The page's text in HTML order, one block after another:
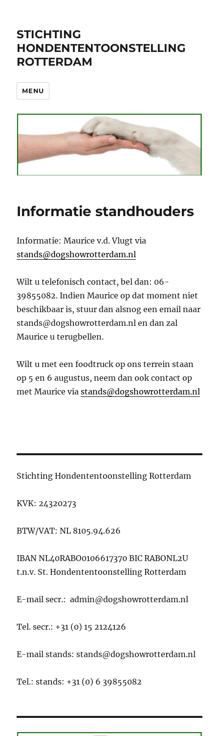
STICHTING
HONDENTENTOONSTELLING
ROTTERDAM
MENU
Informatie standhouders
Informatie: Maurice v.d. Vlugt via
stands@dogshowrotterdam.nl
Wilt u telefonisch contact, bel dan: 06-
39855082. Indien Maurice op dat moment niet
beschikbaar is, stuur dan alsnog een email naar
stands@dogshowrotterdam.nl en dan zal
Maurice u terugbellen.
Wilt u met een foodtruck op ons terrein staan
op 5 en 6 augustus, neem dan ook contact op
met Maurice viastands@dogshowrotterdam.nl
Stichting Hondententoonstelling Rotterdam
KVK: 24320273
BTW/VAT: NL 8105.94.626
IBAN NL40RABO0106617370 BIC RABONL2U
t.n.v. St. Hondententoonstelling Rotterdam
E-mail secr.: admin@dogshowrotterdam.nl
Tel. secr.: +31 (0) 15 2124126
E-mail stands: stands@dogshowrotterdam.nl
Tel.: stands: +31 (0) 6 39855082